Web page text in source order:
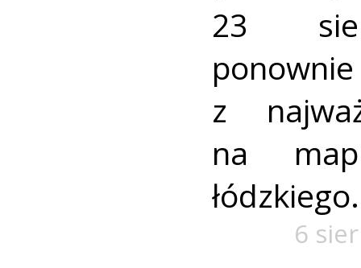
23
z
na
łódzkiego.
6